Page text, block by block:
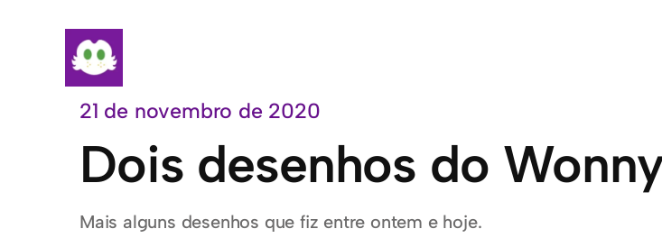
conteúdo21 de novembro de 2020
Dois desenhos do
Mais alguns desenhos que fiz entre ontem e hoje.